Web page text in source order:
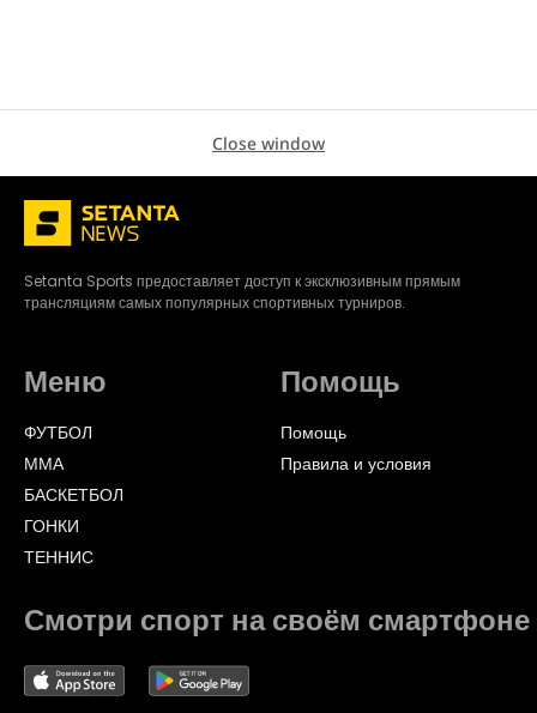
Close window
Setanta Sports предоставляет доступ к эксклюзивным прямым
трансляциям самых популярных спортивных турниров.
Меню
ФУТБОЛ
ММА
БАСКЕТБОЛ
ГОНКИ
ТЕННИС
Помощь
Помощь
Правила и условия
Смотри спорт на своём смартфоне